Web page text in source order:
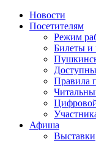
Новости
Посетителям
Режим
Билеты и
Правила
Афиша
Выставки